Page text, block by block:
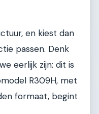
en kiest dan
passen. Denk
eerlijk zijn: dit is
R309H, met
formaat, begint